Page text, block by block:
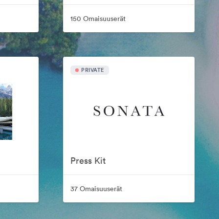
150 Omaisuuserät
PRIVATE
Press Kit
37 Omaisuuserät